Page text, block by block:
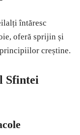
întăresc
oferă sprijin și
creștine.
Sfintei